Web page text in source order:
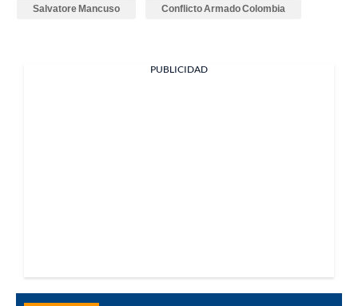
Salvatore Mancuso Conflicto Armado Colombia
PUBLICIDAD